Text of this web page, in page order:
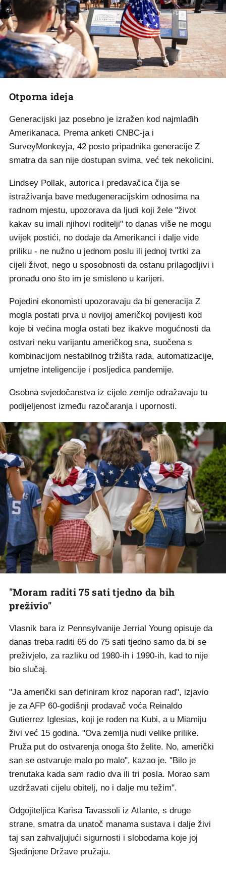
Otporna ideja
Generacijski jaz posebno je izražen kod najmlađih
Amerikanaca. Prema anketi CNBC-ja i
SurveyMonkeyja, 42 posto pripadnika generacije Z
smatra da san nije dostupan svima, već tek nekolicini.
Lindsey Pollak, autorica i predavačica čija se
istraživanja bave međugeneracijskim odnosima na
radnom mjestu, upozorava da ljudi koji žele "život
kakav su imali njihovi roditelji" to danas više ne mogu
uvijek postići, no dodaje da Amerikanci i dalje vide
priliku - ne nužno u jednom poslu ili jednoj tvrtki za
cijeli život, nego u sposobnosti da ostanu prilagodljivi i
pronađu ono što im je smisleno u karijeri.
Pojedini ekonomisti upozoravaju da bi generacija Z
mogla postati prva u novijoj američkoj povijesti kod
koje bi većina mogla ostati bez ikakve mogućnosti da
ostvari neku varijantu američkog sna, suočena s
kombinacijom nestabilnog tržišta rada, automatizacije,
umjetne inteligencije i posljedica pandemije.
Osobna svjedočanstva iz cijele zemlje odražavaju tu
podijeljenost između razočaranja i upornosti.
"Moram raditi 75 sati tjedno da bih
preživio"
Vlasnik bara iz Pennsylvanije Jerrial Young opisuje da
danas treba raditi 65 do 75 sati tjedno samo da bi se
preživjelo, za razliku od 1980-ih i 1990-ih, kad to nije
bio slučaj.
"Ja američki san definiram kroz naporan rad", izjavio
je za AFP 60-godišnji prodavač voća Reinaldo
Gutierrez Iglesias, koji je rođen na Kubi, a u Miamiju
živi već 15 godina. "Ova zemlja nudi velike prilike.
Pruža put do ostvarenja onoga što želite. No, američki
san se ostvaruje malo po malo", kazao je. "Bilo je
trenutaka kada sam radio dva ili tri posla. Morao sam
uzdržavati cijelu obitelj, no i dalje mu težim".
Odgojiteljica Karisa Tavassoli iz Atlante, s druge
strane, smatra da unatoč manama sustava i dalje živi
taj san zahvaljujući sigurnosti i slobodama koje joj
Sjedinjene Države pružaju.